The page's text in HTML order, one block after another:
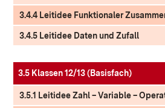
3.4.4 Leitidee Funktionaler
3.4.5 Leitidee Daten und Zufall
3.5 Klassen 12/13 (Basisfach)
3.5.1 Leitidee Zahl – Variable –